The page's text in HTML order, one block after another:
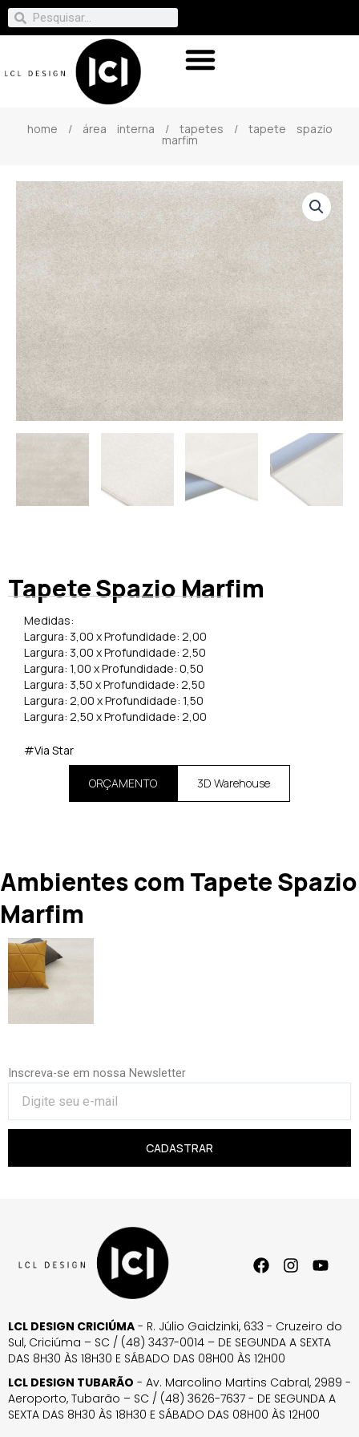
home / área interna / tapetes / tapete spazio
marfim
Tapete Spazio Marfim
Medidas:
Largura: 3,00 x Profundidade: 2,00
Largura: 3,00 x Profundidade: 2,50
Largura: 1,00 x Profundidade: 0,50
Largura: 3,50 x Profundidade: 2,50
Largura: 2,00 x Profundidade: 1,50
Largura: 2,50 x Profundidade: 2,00
#Via Star
ORÇAMENTO 3D Warehouse
Ambientes com Tapete Spazio
Marfim
Inscreva-se em nossa Newsletter
CADASTRAR
LCL DESIGN CRICIÚMA - R. Júlio Gaidzinki, 633 - Cruzeiro do
Sul, Criciúma – SC / (48) 3437-0014 – DE SEGUNDA A SEXTA
DAS 8H30 ÀS 18H30 E SÁBADO DAS 08H00 ÀS 12H00
LCL DESIGN TUBARÃO - Av. Marcolino Martins Cabral, 2989 -
Aeroporto, Tubarão – SC / (48) 3626-7637 - DE SEGUNDA A
SEXTA DAS 8H30 ÀS 18H30 E SÁBADO DAS 08H00 ÀS 12H00